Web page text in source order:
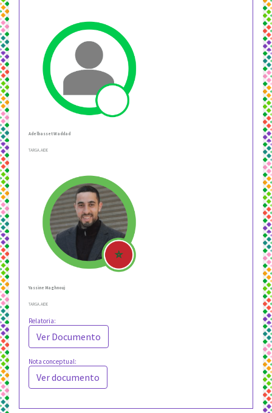
Adelbasset Waddad
TARGA.AIDE
Yassine Maghnouj
TARGA.AIDE
Relatoria:
Ver Documento
Nota conceptual:
Ver documento